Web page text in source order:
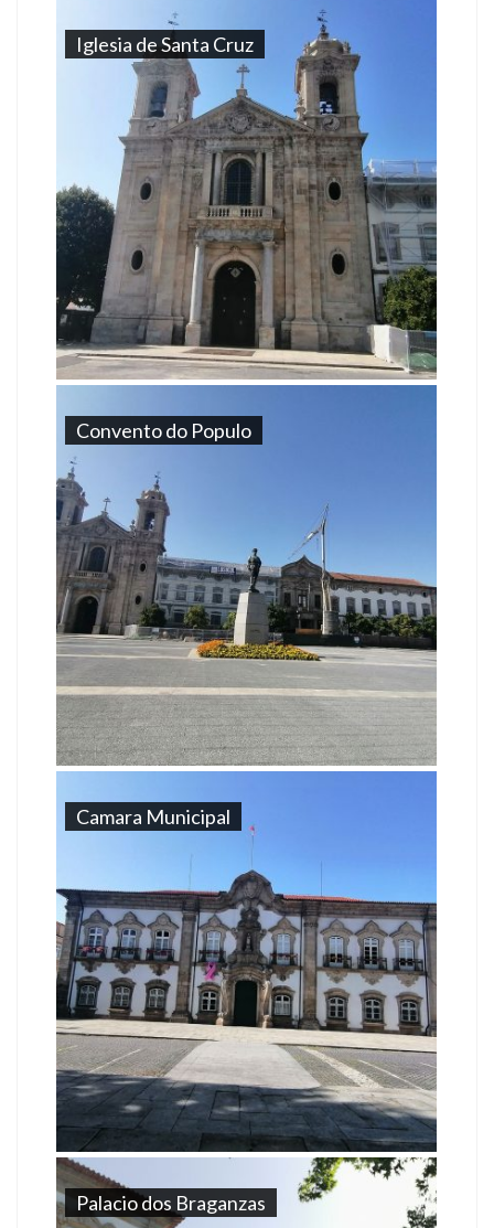
Iglesia de Santa Cruz
Convento do Populo
Camara Municipal
Palacio dos Braganzas